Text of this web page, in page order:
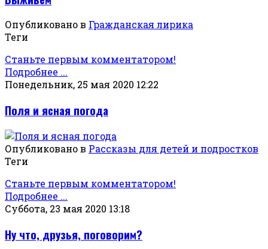
Опубликовано в Гражданская лирика
Теги
Станьте первым комментатором!
Подробнее ...
Понедельник, 25 мая 2020 12:22
Поля и ясная погода
Опубликовано в Рассказы для детей и подростков
Теги
Станьте первым комментатором!
Подробнее ...
Суббота, 23 мая 2020 13:18
Ну что, друзья, поговорим?